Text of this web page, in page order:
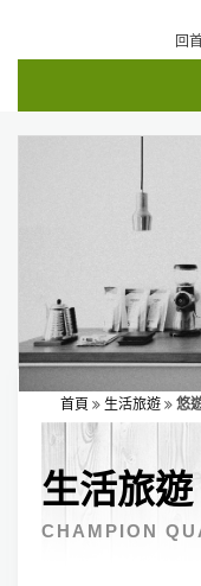
回
首頁 生活旅遊 悠
生活旅遊
CHAMPION